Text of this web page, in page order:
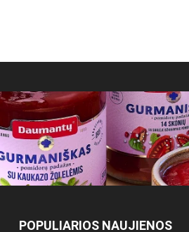
POPULIARIOS NAUJIENOS